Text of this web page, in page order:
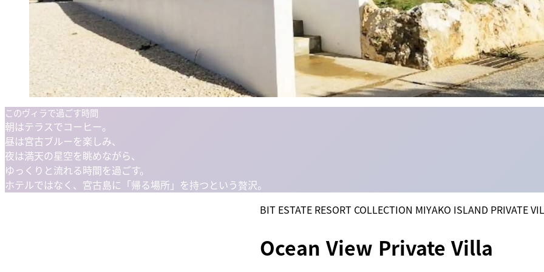
このヴィラで過ごす時間
朝はテラスでコーヒー。
昼は宮古ブルーを楽しみ、
夜は満天の星空を眺めながら、
ゆっくりと流れる時間を過ごす。
ホテルではなく、宮古島に「帰る場所」を持つという贅沢。
BIT ESTATE RESORT COLLECTION MIYAKO ISLAND PRIVATE
Ocean View Private Villa